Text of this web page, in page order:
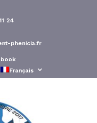
24
phenicia.fr
Français
présent